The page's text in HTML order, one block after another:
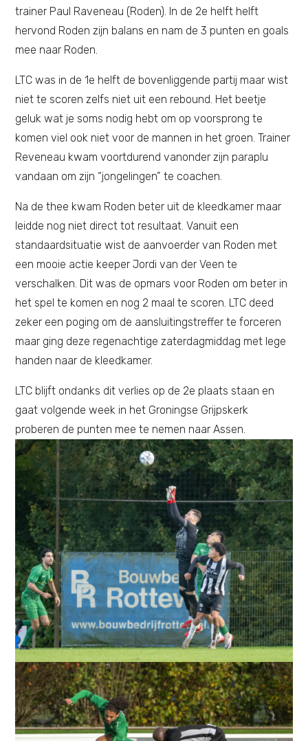
trainer Paul Raveneau (Roden). In de 2e helft helft
hervond Roden zijn balans en nam de 3 punten en goals
mee naar Roden.
LTC was in de 1e helft de bovenliggende partij maar wist
niet te scoren zelfs niet uit een rebound. Het beetje
geluk wat je soms nodig hebt om op voorsprong te
komen viel ook niet voor de mannen in het groen. Trainer
Reveneau kwam voortdurend vanonder zijn paraplu
vandaan om zijn “jongelingen” te coachen.
Na de thee kwam Roden beter uit de kleedkamer maar
leidde nog niet direct tot resultaat. Vanuit een
standaardsituatie wist de aanvoerder van Roden met
een mooie actie keeper Jordi van der Veen te
verschalken. Dit was de opmars voor Roden om beter in
het spel te komen en nog 2 maal te scoren. LTC deed
zeker een poging om de aansluitingstreffer te forceren
maar ging deze regenachtige zaterdagmiddag met lege
handen naar de kleedkamer.
LTC blijft ondanks dit verlies op de 2e plaats staan en
gaat volgende week in het Groningse Grijpskerk
proberen de punten mee te nemen naar Assen.